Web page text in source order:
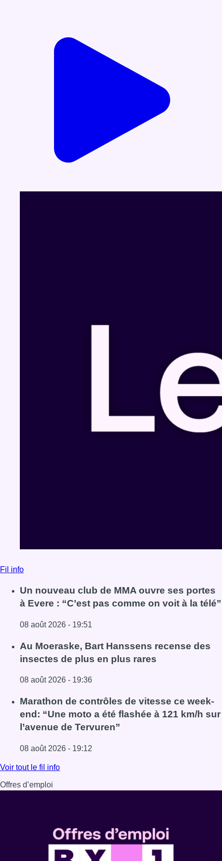
Fil info
Un nouveau club de MMA ouvre ses portes
à Evere : “C’est pas comme on voit à la télé”
08 août 2026 - 19:51
Lire l'article Un nouveau club de MMA ouvre ses portes à
Au Moeraske, Bart Hanssens recense des
insectes de plus en plus rares
08 août 2026 - 19:36
Lire l'article Au Moeraske, Bart Hanssens recense des
Marathon de contrôles de vitesse ce week-
end: “Une moto a été flashée à 121 km/h sur
l’avenue de Tervuren”
08 août 2026 - 19:12
Lire l'article Marathon de contrôles de vitesse ce week-
Voir tout le fil info
Offres d’emploi